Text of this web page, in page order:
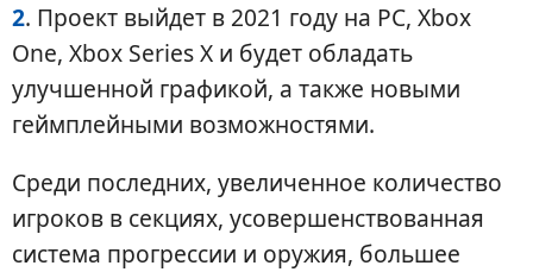
2. Проект выйдет в 2021 году на PC, Xbox
One, Xbox Series X и будет обладать
улучшенной графикой, а также новыми
геймплейными возможностями.
Среди последних, увеличенное количество
игроков в секциях, усовершенствованная
система прогрессии и оружия, большее